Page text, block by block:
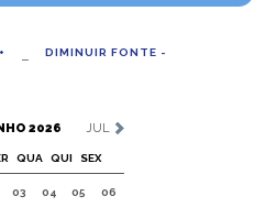
DIMINUIR FONTE -
2026 JUL
QUA QUI
SEX
03 04 05 06